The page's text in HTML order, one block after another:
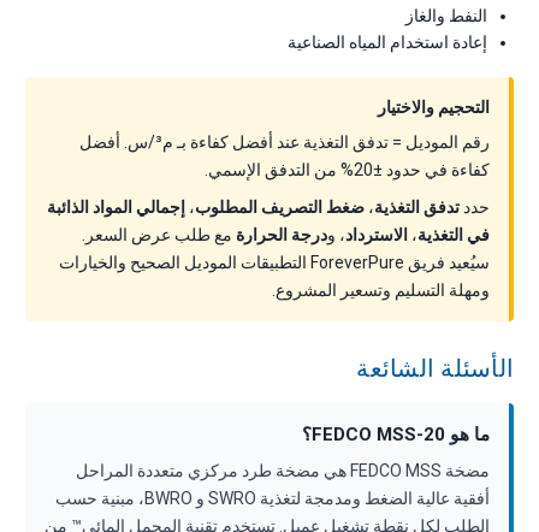
النفط والغاز
إعادة استخدام المياه الصناعية
التحجيم والاختيار
رقم الموديل = تدفق التغذية عند أفضل كفاءة بـ م³/س. أفضل
كفاءة في حدود ±20% من التدفق الإسمي.
حدد تدفق التغذية، ضغط التصريف المطلوب، إجمالي المواد الذائبة
في التغذية، الاسترداد، ودرجة الحرارة مع طلب عرض السعر.
سيُعيد فريق ForeverPure التطبيقات الموديل الصحيح والخيارات
ومهلة التسليم وتسعير المشروع.
الأسئلة الشائعة
ما هو FEDCO MSS-20؟
مضخة FEDCO MSS هي مضخة طرد مركزي متعددة المراحل
أفقية عالية الضغط ومدمجة لتغذية SWRO و BWRO، مبنية حسب
الطلب لكل نقطة تشغيل عميل. تستخدم تقنية المحمل المائي™ من